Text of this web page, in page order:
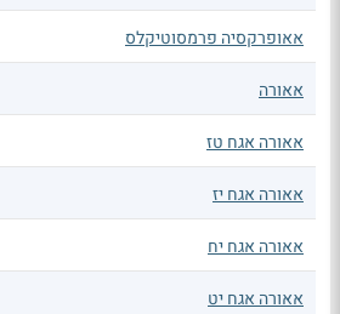
אאופרקסיה פרמסוטיקלס
אאורה
אאורה אגח טז
אאורה אגח יז
אאורה אגח יח
אאורה אגח יט